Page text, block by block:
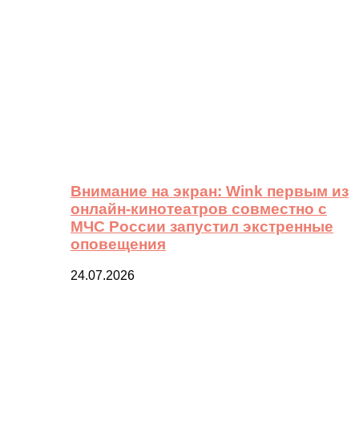
Внимание на экран: Wink первым из
онлайн-кинотеатров совместно с
МЧС России запустил экстренные
оповещения
24.07.2026